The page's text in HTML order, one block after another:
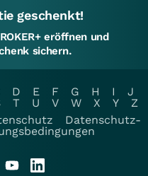
geschenkt!
eröffnen und
sichern.
D E F G H I
J
T U V W X Y
Z
Datenschutz-